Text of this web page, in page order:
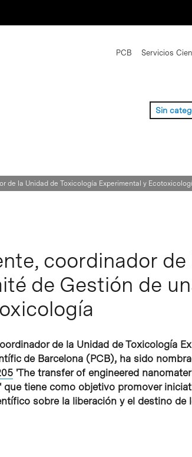
PCB Servicios
Sin
de la Unidad de Toxicología Experimental y
coordinador de
de Gestión de
de la Unidad de Toxicología
de Barcelona (PCB), ha sido
'The transfer of engineered
que tiene como objetivo promover
sobre la liberación y el destino de